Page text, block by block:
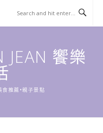
JEAN 饗樂
食推薦•親子景點